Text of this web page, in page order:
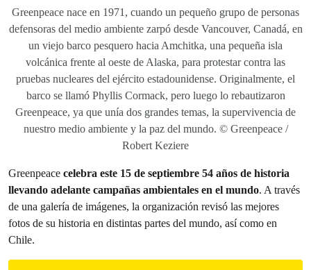
Greenpeace nace en 1971, cuando un pequeño grupo de personas
defensoras del medio ambiente zarpó desde Vancouver, Canadá, en
un viejo barco pesquero hacia Amchitka, una pequeña isla
volcánica frente al oeste de Alaska, para protestar contra las
pruebas nucleares del ejército estadounidense. Originalmente, el
barco se llamó Phyllis Cormack, pero luego lo rebautizaron
Greenpeace, ya que unía dos grandes temas, la supervivencia de
nuestro medio ambiente y la paz del mundo. © Greenpeace /
Robert Keziere
Greenpeace celebra este 15 de septiembre 54 años de historia
llevando adelante campañas ambientales en el mundo. A través
de una galería de imágenes, la organización revisó las mejores
fotos de su historia en distintas partes del mundo, así como en
Chile.